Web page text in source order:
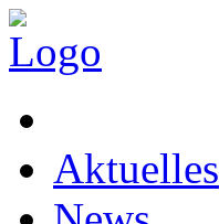
Aktuelles